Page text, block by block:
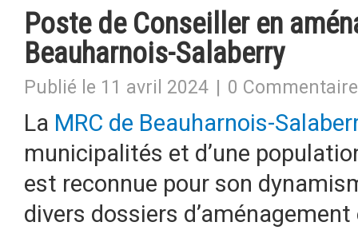
Poste de Conseiller en
Beauharnois-Salaberry
Publié le 11 avril 2024 0 Commentaire
La MRC de Beauharnois-
municipalités et d’une
est reconnue pour son
divers dossiers